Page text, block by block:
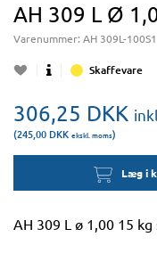
AH 309 L Ø
Varenummer: AH 309L-
Skaffevare
306,25 DKK
(245,00 DKK ekskl. moms)
Læg i
AH 309 L ø 1,00 15 kg